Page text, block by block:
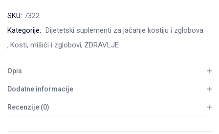
SKU: 7322
Kategorije: Dijetetski suplementi za jačanje kostiju i zglobova
Kosti, mišići i zglobovi ZDRAVLJE
Opis
Dodatne informacije
Recenzije (0)